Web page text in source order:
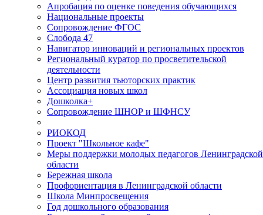
Апробация по оценке поведения обучающихся
Национальные проекты
Сопровождение ФГОС
Слобода 47
Навигатор инноваций и региональных проектов
Региональный куратор по просветительской
деятельности
Центр развития тьюторских практик
Ассоциация новых школ
Дошколка+
Сопровождение ШНОР и ШФНСУ
РИОКОД
Проект "Школьное кафе"
Меры поддержки молодых педагогов Ленинградской
области
Бережная школа
Профориентация в Ленинградской области
Школа Минпросвещения
Год дошкольного образования